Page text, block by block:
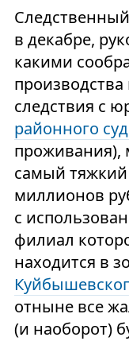
в декабре,
какими
следствия с
районного
проживания),
самый
миллионов
с
филиал
находится в
отныне все
(и наоборот)